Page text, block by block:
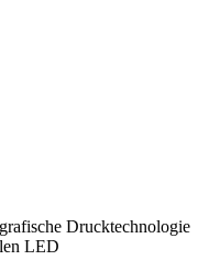
Drucktechnologie
LED